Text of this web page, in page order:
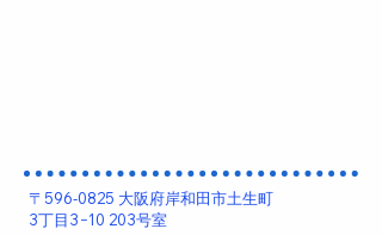
〒596-0825 大阪府岸和田市土生町
3丁目3−10 203号室